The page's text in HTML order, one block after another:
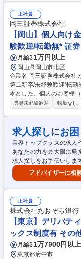
のアプローチに注力して
の連携による事業承継や
供にも力を入れています
のニーズに寄り添った提
て頂けるポイントの1つです。 募集職種 【熊本】個人向け金融
営業 *第二新卒/未経験歓迎
正社員
岡三証券株式会社
【岡山】個人向け
験歓迎/転勤無* 証
月給31万円以上
岡山県岡山市北区
企業名 岡三証券株式会社 求人名 【岡山】個人向け金融商品の提案営業 *
第二新卒/未経験歓迎/転勤無* 仕事の内容 ■対面でのコンサルティン
本とした、個人のお客様
やライフプラン、多様な
投資信託、保険などに多
のアプローチに注力して
の連携による事業承継や
供にも力を入れています
のニーズに寄り添った提
て頂けるポイントの1つです。 募集職種 【岡山】個人向け金
営業 *第二新卒/未経験歓迎
業界未経験歓迎 転勤なし
求人探しにお困
業界トップクラスの求人
あなたの力を最大限に発
求人探しをお手伝いしま
アドバイザーに相
正社員
株式会社あおぞら銀行
【東京】デリバテ
ックス制度有 その
月給31万7900円以上
東京都府中市